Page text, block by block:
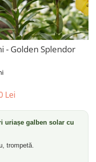
- Golden Splendor
Lei
uriașe galben solar cu
trompetă.